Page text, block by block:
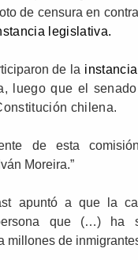
de censura en
legislativa.
de la
luego que el
chilena.
de esta
Moreira.”
apuntó a que la
que (…) ha
de